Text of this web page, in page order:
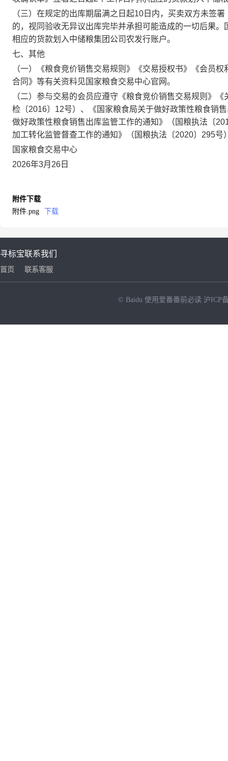
（三）在规定的出库期届满之日起10日内，买卖双方未签
的，视同验收无异议出库完毕并承担可能造成的一切后果
相应的货款划入中储粮集团公司农发行账户。
七、其他
（一）《粮食竞价销售交易规则》《交易授权书》《会员
合同》等有关资料见国家粮食交易中心官网。
（二）参与交易的会员应遵守《粮食竞价销售交易规则》
检〔2016〕12号）、《国家粮食局关于做好政策性粮食销
做好政策性粮食销售出库监管工作的通知》（国粮执法〔
加工转化监管督查工作的通知》（国粮执法〔2020〕295号
国家粮食交易中心
2026年3月26日
附件下载
附件.png
下载
寻标宝
首页
联系我们
联系客服
© Baidu 使用爱番番前必读 沪ICP